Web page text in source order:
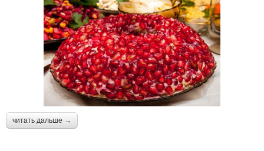
читать дальше →